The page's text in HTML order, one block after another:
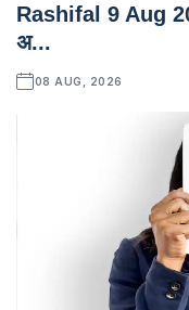
Rashifal 9 Aug
अ...
08 AUG, 2026